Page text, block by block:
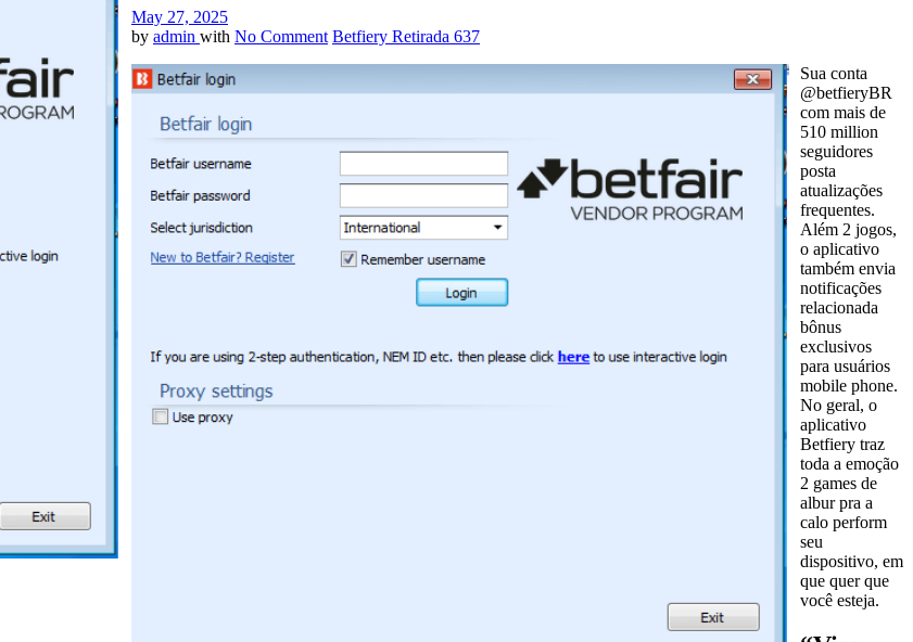
May 27, 2025
by admin with No Comment Betfiery Retirada 637
Sua conta
@betfieryBR
com mais de
510 million
seguidores
posta
atualizações
frequentes.
Além 2 jogos,
o aplicativo
também envia
notificações
relacionada
bônus
exclusivos
para usuários
mobile phone.
No geral, o
aplicativo
Betfiery traz
toda a emoção
2 games de
albur pra a
calo perform
seu
dispositivo, em
que quer que
você esteja.